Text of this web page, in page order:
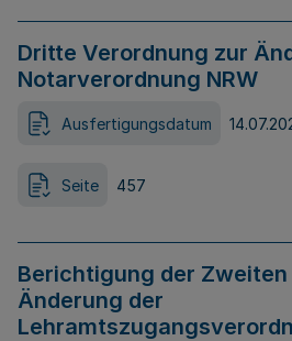
Dritte Verordnung zur
Notarverordnung NRW
Ausfertigungsdatum
Seite 457
Berichtigung der
Änderung der